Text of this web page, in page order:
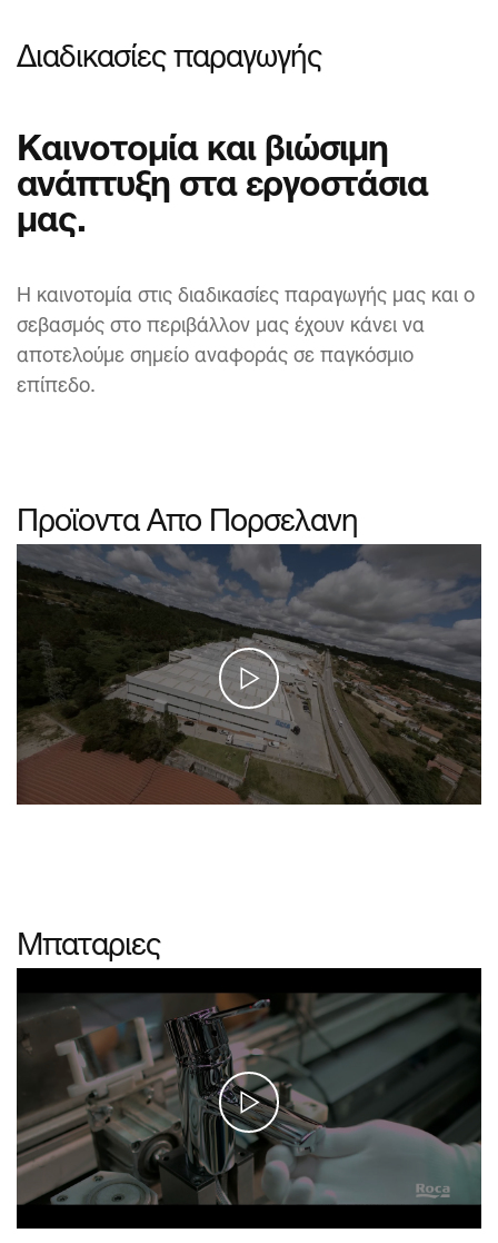
Διαδικασίες παραγωγής
Καινοτομία και βιώσιμη
ανάπτυξη στα εργοστάσια
μας.
Η καινοτομία στις διαδικασίες παραγωγής μας και ο
σεβασμός στο περιβάλλον μας έχουν κάνει να
αποτελούμε σημείο αναφοράς σε παγκόσμιο
επίπεδο.
Προϊοντα Απο Πορσελανη
Μπαταριες